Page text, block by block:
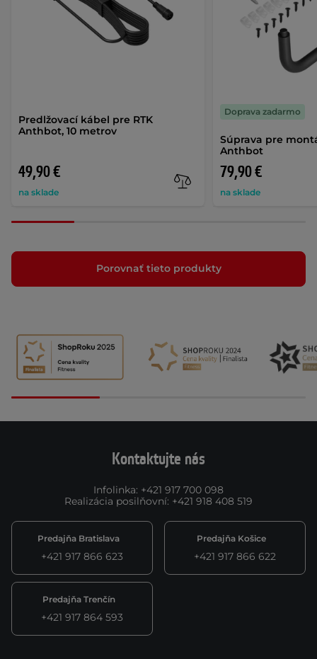
Predlžovací kábel pre RTK
Anthbot, 10 metrov
49,90 €
na sklade
Súprava pre
Anthbot
79,90 €
na sklade
Doprava zadarmo
Porovnať tieto produkty
Kontaktujte nás
Infolinka: +421 917 700 098
Realizácia posilňovní: +421 918 408 519
Predajňa Bratislava
+421 917 866 623
Predajňa Košice
+421 917 866 622
Predajňa Trenčín
+421 917 864 593